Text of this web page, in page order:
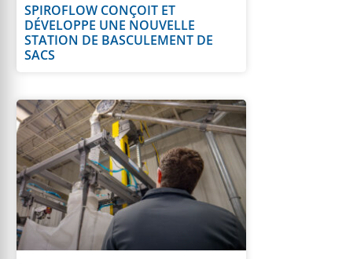
SPIROFLOW CONÇOIT ET
DÉVELOPPE UNE NOUVELLE
STATION DE BASCULEMENT DE
SACS